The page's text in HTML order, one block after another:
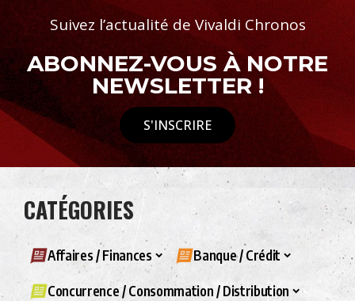
Suivez l’actualité de Vivaldi Chronos
ABONNEZ-VOUS À NOTRE
NEWSLETTER !
S'INSCRIRE
CATÉGORIES
Affaires / Finances Banque / Crédit
Concurrence / Consommation / Distribution